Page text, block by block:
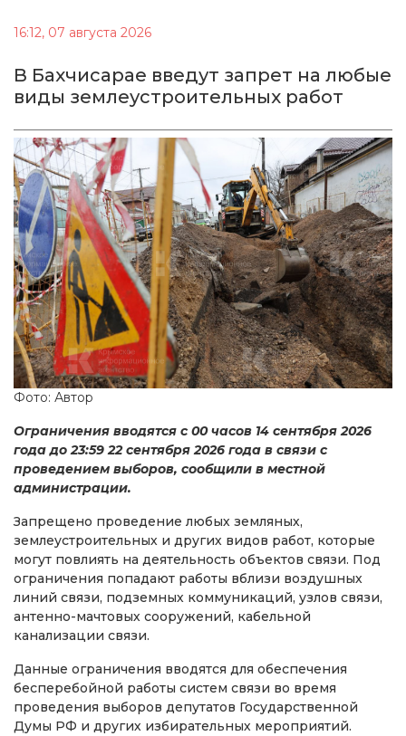
16:12, 07 августа 2026
В Бахчисарае введут запрет на любые
виды землеустроительных работ
Фото: Автор
Ограничения вводятся с 00 часов 14 сентября 2026
года до 23:59 22 сентября 2026 года в связи с
проведением выборов, сообщили в местной
администрации.
Запрещено проведение любых земляных,
землеустроительных и других видов работ, которые
могут повлиять на деятельность объектов связи. Под
ограничения попадают работы вблизи воздушных
линий связи, подземных коммуникаций, узлов связи,
антенно-мачтовых сооружений, кабельной
канализации связи.
Данные ограничения вводятся для обеспечения
бесперебойной работы систем связи во время
проведения выборов депутатов Государственной
Думы РФ и других избирательных мероприятий.